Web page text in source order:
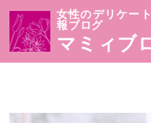
女性のデリケー
報ブログ
マミィブ